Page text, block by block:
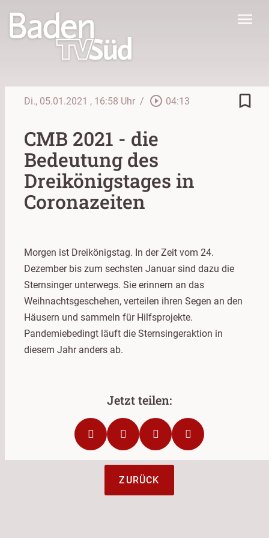
menu
Di., 05.01.2021 , 16:58 Uhr / play_circle_outline 04:13 bookmark_border
CMB 2021 - die
Bedeutung des
Dreikönigstages in
Coronazeiten
Morgen ist Dreikönigstag. In der Zeit vom 24.
Dezember bis zum sechsten Januar sind dazu die
Sternsinger unterwegs. Sie erinnern an das
Weihnachtsgeschehen, verteilen ihren Segen an den
Häusern und sammeln für Hilfsprojekte.
Pandemiebedingt läuft die Sternsingeraktion in
diesem Jahr anders ab.
ZURÜCK